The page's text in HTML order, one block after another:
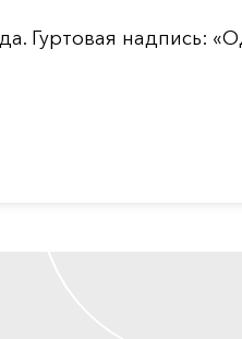
Гуртовая надпись: